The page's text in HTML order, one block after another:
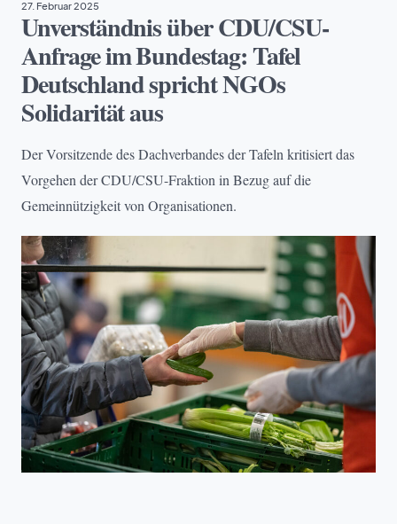
27. Februar 2025
Unverständnis über CDU/CSU-
Anfrage im Bundestag: Tafel
Deutschland spricht NGOs
Solidarität aus
Der Vorsitzende des Dachverbandes der Tafeln kritisiert das
Vorgehen der CDU/CSU-Fraktion in Bezug auf die
Gemeinnützigkeit von Organisationen.